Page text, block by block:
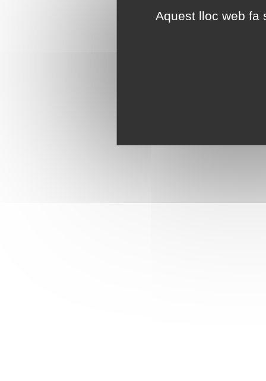
Aquest lloc web fa